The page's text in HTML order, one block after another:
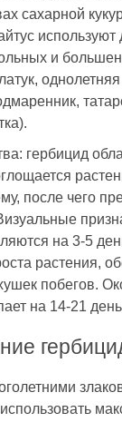
сахарной
и
гербицид
после чего
на 3-5
растения,
побегов.
на 14-21